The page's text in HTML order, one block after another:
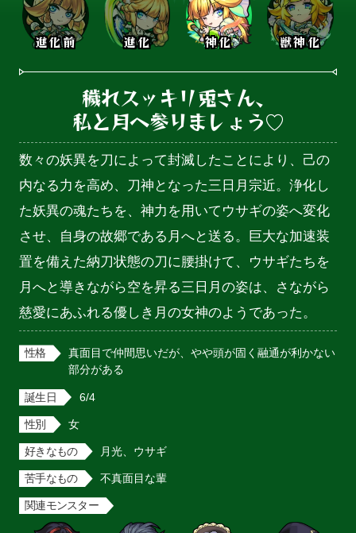
進化前 進化 神化 獣神化
穢れスッキリ兎さん、
私と月へ参りましょう♡
数々の妖異を刀によって封滅したことにより、己の
内なる力を高め、刀神となった三日月宗近。浄化し
た妖異の魂たちを、神力を用いてウサギの姿へ変化
させ、自身の故郷である月へと送る。巨大な加速装
置を備えた納刀状態の刀に腰掛けて、ウサギたちを
月へと導きながら空を昇る三日月の姿は、さながら
慈愛にあふれる優しき月の女神のようであった。
性格
真面目で仲間思いだが、やや頭が固く融通が利かない
部分がある
誕生日 6/4
性別 女
好きなもの 月光、ウサギ
苦手なもの 不真面目な輩
関連モンスター